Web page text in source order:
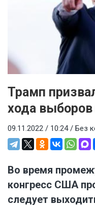
Трамп
хода
09.11.2022 / 10:24 / Без
Во время
конгресс США
следует